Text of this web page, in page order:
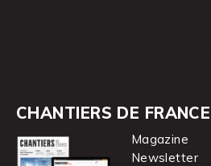
CHANTIERS DE FRANCE
Magazine
Newsletter